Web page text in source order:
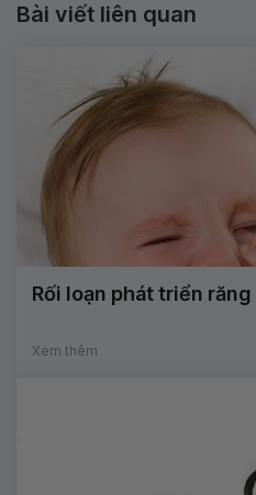
Bài viết liên quan
Rối loạn phát triển răng
Xem thêm